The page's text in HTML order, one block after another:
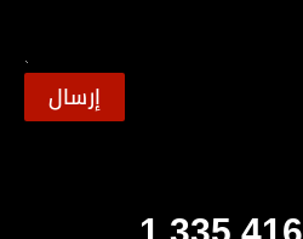
1,335,416